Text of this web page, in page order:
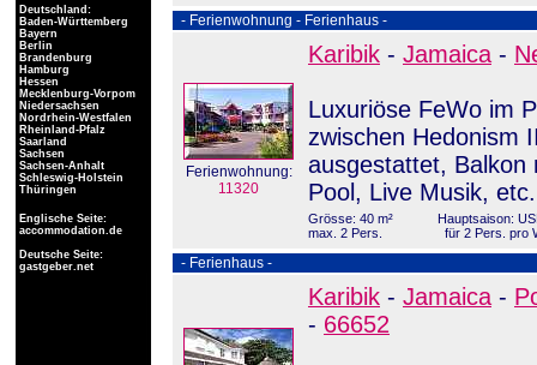
- Ferienwohnung - Ferienhaus -
Ferienwohnung:
11320
Karibik - Jamaica -
Luxuriöse FeWo im
zwischen Hedonism
ausgestattet, Balkon
Pool, Live Musik, etc.
Grösse: 40 m²
max. 2 Pers.
Hauptsaison:
für 2 Pers. pro
- Ferienhaus -
Karibik - Jamaica -
- 66652
Deutschland:
Baden-Württemberg
Bayern
Berlin
Brandenburg
Hamburg
Hessen
Mecklenburg-Vorpom
Niedersachsen
Nordrhein-Westfalen
Rheinland-Pfalz
Saarland
Sachsen
Sachsen-Anhalt
Schleswig-Holstein
Thüringen
Englische Seite:
accommodation.de
Deutsche Seite:
gastgeber.net